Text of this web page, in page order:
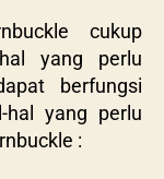
cukup
yang perlu
berfungsi
hal yang perlu
: